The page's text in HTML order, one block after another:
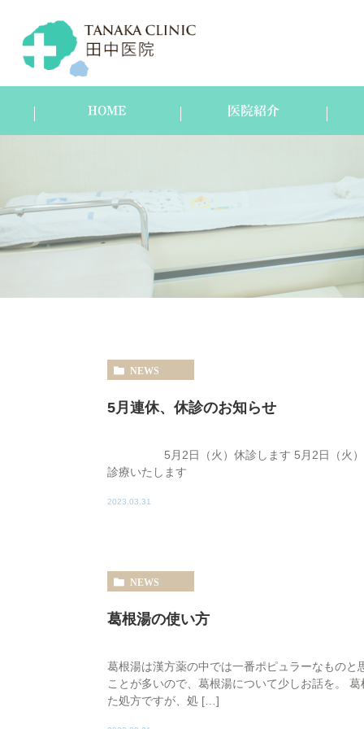
HOME 医院紹介
スタッフ紹介
NEWS
5月連休、休診のお知らせ
5月2日（火）休診します 5月2日（火）～
診療いたします
2023.03.31
NEWS
葛根湯の使い方
葛根湯は漢方薬の中では一番ポピュラーなもの
ことが多いので、葛根湯について少しお話を。
た処方ですが、処 […]